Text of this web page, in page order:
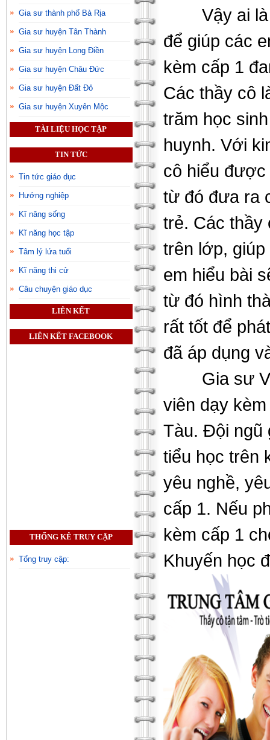
Gia sư thành phố Bà Rịa
Gia sư huyện Tân Thành
Gia sư huyện Long Điền
Gia sư huyện Châu Đức
Gia sư huyện Đất Đỏ
Gia sư huyện Xuyên Mộc
TÀI LIỆU HỌC TẬP
TIN TỨC
Tin tức giáo dục
Hướng nghiệp
Kĩ năng sống
Kĩ năng học tập
Tâm lý lứa tuổi
Kĩ năng thi cử
Câu chuyện giáo dục
LIÊN KẾT
LIÊN KẾT FACEBOOK
THỐNG KÊ TRUY CẬP
Tổng truy cập:
Vậy ai
để giúp các
kèm cấp 1
Các thầy cô
trăm học
huynh. Với
cô hiểu
từ đó đưa ra
trẻ. Các thầy
trên lớp,
em hiểu bài
từ đó hình
rất tốt để
đã áp dụng
Gia sư
viên dạy
Tàu. Đội ngũ
tiểu học trên
yêu nghề,
cấp 1. Nếu
kèm cấp 1
Khuyến học